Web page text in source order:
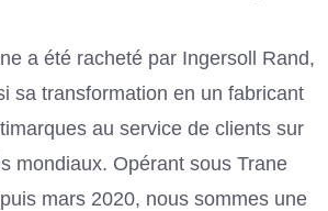
a été racheté par Ingersoll Rand,
sa transformation en un fabricant
au service de clients sur
mondiaux. Opérant sous Trane
mars 2020, nous sommes une